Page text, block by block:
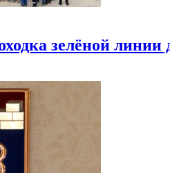
зелёной линии